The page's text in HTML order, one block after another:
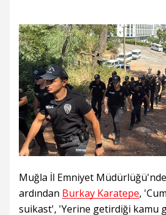
Muğla İl Emniyet
ardından Burkay Karatepe,
suikast', 'Yerine getirdiği kamu